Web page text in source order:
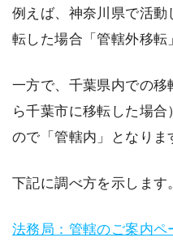
例えば、神奈川県で活
転した場合「管轄外移転
一方で、千葉県内での
ら千葉市に移転した場
ので「管轄内」となりま
下記に調べ方を示します。
法務局：管轄のご案内ペ